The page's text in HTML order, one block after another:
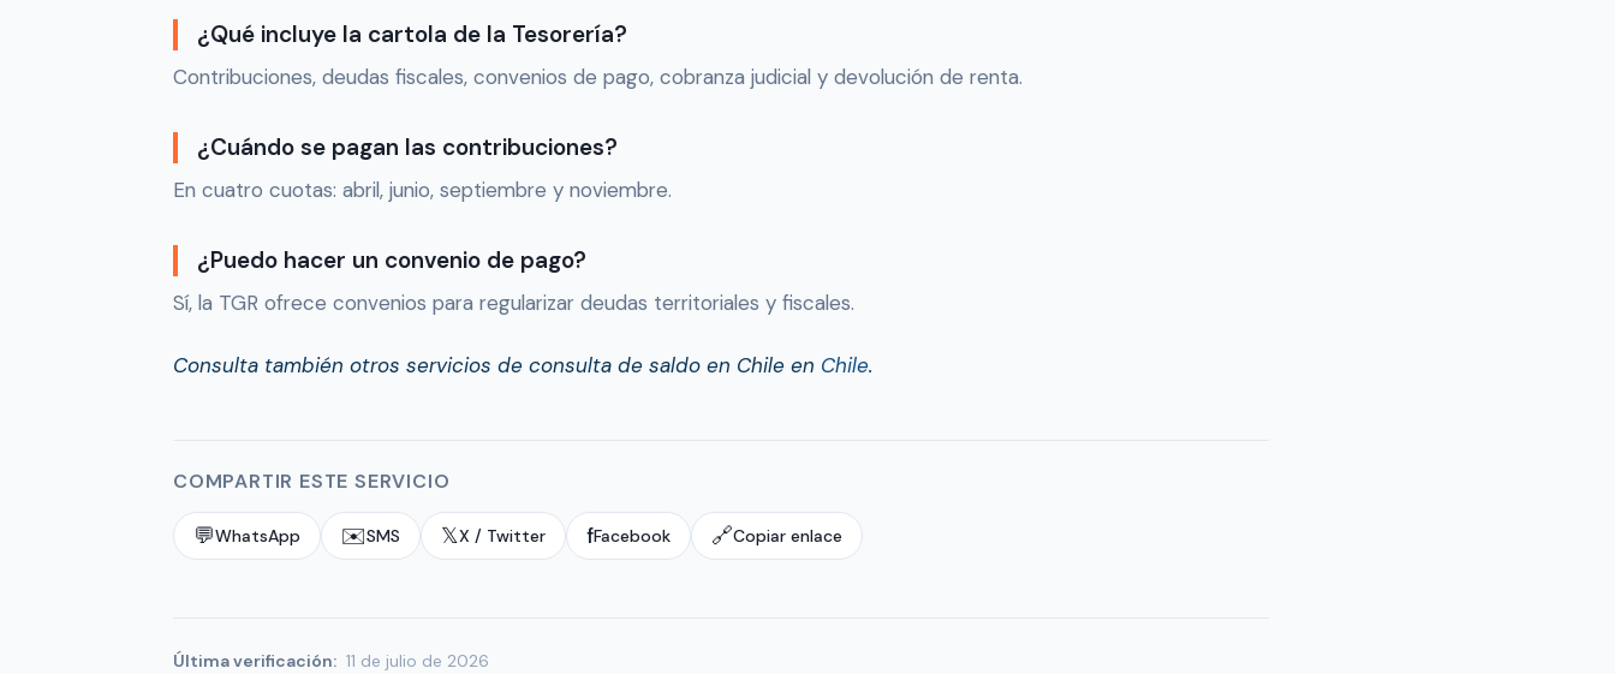
¿Qué incluye la cartola de la Tesorería?
Contribuciones, deudas fiscales, convenios de pago, cobranza judicial y devolución de renta.
¿Cuándo se pagan las contribuciones?
En cuatro cuotas: abril, junio, septiembre y noviembre.
¿Puedo hacer un convenio de pago?
Sí, la TGR ofrece convenios para regularizar deudas territoriales y fiscales.
Consulta también otros servicios de consulta de saldo en Chile en Chile.
COMPARTIR ESTE SERVICIO
💬WhatsApp ✉️SMS 𝕏X / Twitter fFacebook 🔗Copiar enlace
Última verificación: 11 de julio de 2026